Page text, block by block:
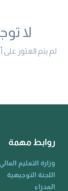
لا
لم يتم العثور
روابط مهمة
وزارة التعليم العالي
اللجنة التوجيهية
المدراء